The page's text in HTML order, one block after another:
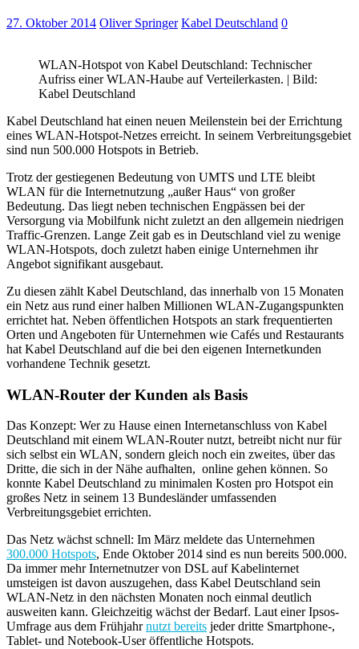
27. Oktober 2014 Oliver Springer Kabel Deutschland 0
WLAN-Hotspot von Kabel Deutschland: Technischer
Aufriss einer WLAN-Haube auf Verteilerkasten. | Bild:
Kabel Deutschland
Kabel Deutschland hat einen neuen Meilenstein bei der Errichtung
eines WLAN-Hotspot-Netzes erreicht. In seinem Verbreitungsgebiet
sind nun 500.000 Hotspots in Betrieb.
Trotz der gestiegenen Bedeutung von UMTS und LTE bleibt
WLAN für die Internetnutzung „außer Haus“ von großer
Bedeutung. Das liegt neben technischen Engpässen bei der
Versorgung via Mobilfunk nicht zuletzt an den allgemein niedrigen
Traffic-Grenzen. Lange Zeit gab es in Deutschland viel zu wenige
WLAN-Hotspots, doch zuletzt haben einige Unternehmen ihr
Angebot signifikant ausgebaut.
Zu diesen zählt Kabel Deutschland, das innerhalb von 15 Monaten
ein Netz aus rund einer halben Millionen WLAN-Zugangspunkten
errichtet hat. Neben öffentlichen Hotspots an stark frequentierten
Orten und Angeboten für Unternehmen wie Cafés und Restaurants
hat Kabel Deutschland auf die bei den eigenen Internetkunden
vorhandene Technik gesetzt.
WLAN-Router der Kunden als Basis
Das Konzept: Wer zu Hause einen Internetanschluss von Kabel
Deutschland mit einem WLAN-Router nutzt, betreibt nicht nur für
sich selbst ein WLAN, sondern gleich noch ein zweites, über das
Dritte, die sich in der Nähe aufhalten, online gehen können. So
konnte Kabel Deutschland zu minimalen Kosten pro Hotspot ein
großes Netz in seinem 13 Bundesländer umfassenden
Verbreitungsgebiet errichten.
Das Netz wächst schnell: Im März meldete das Unternehmen
300.000 Hotspots, Ende Oktober 2014 sind es nun bereits 500.000.
Da immer mehr Internetnutzer von DSL auf Kabelinternet
umsteigen ist davon auszugehen, dass Kabel Deutschland sein
WLAN-Netz in den nächsten Monaten noch einmal deutlich
ausweiten kann. Gleichzeitig wächst der Bedarf. Laut einer Ipsos-
Umfrage aus dem Frühjahrnutzt bereits jeder dritte Smartphone-,
Tablet- und Notebook-User öffentliche Hotspots.